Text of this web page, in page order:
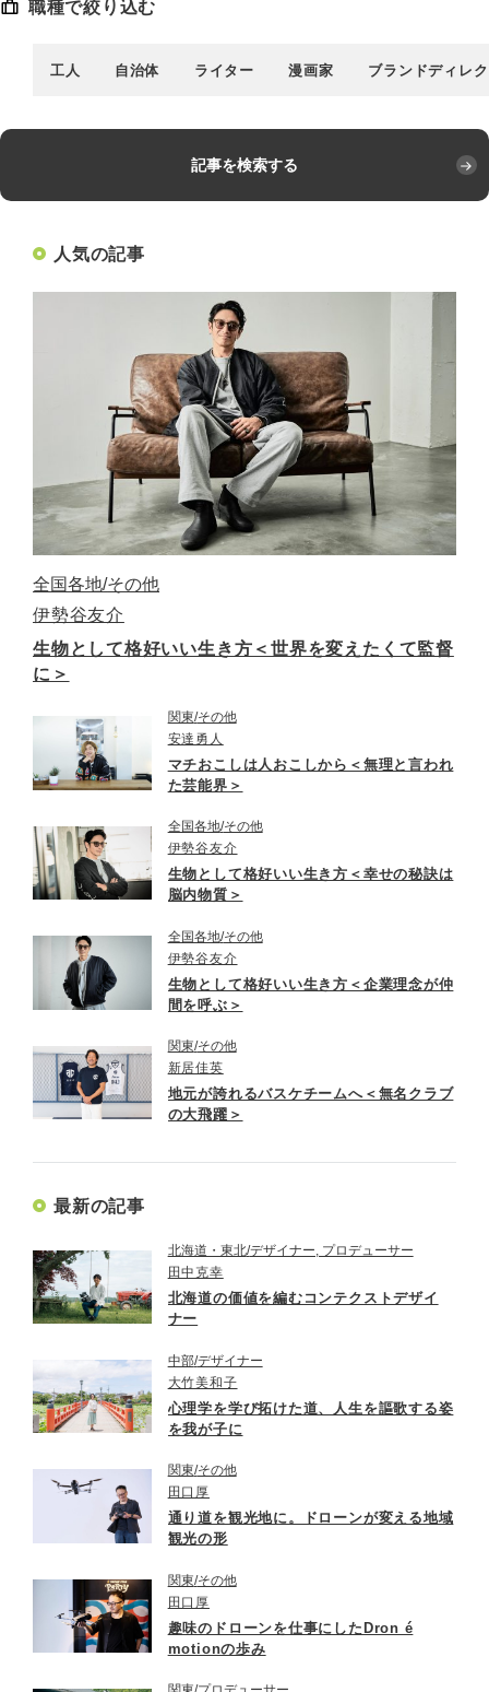
職種で絞り込む
工人 自治体 ライター 漫画家 ブランドディレ
記事を検索する
人気の記事
全国各地 その他
伊勢谷友介
生物として格好いい生き方＜世界を変えたくて監督
に＞
関東 その他
安達勇人
マチおこしは人おこしから＜無理と言われ
た芸能界＞
全国各地 その他
伊勢谷友介
生物として格好いい生き方＜幸せの秘訣は
脳内物質＞
全国各地 その他
伊勢谷友介
生物として格好いい生き方＜企業理念が仲
間を呼ぶ＞
関東 その他
新居佳英
地元が誇れるバスケチームへ＜無名クラブ
の大飛躍＞
最新の記事
北海道・東北 デザイナー, プロデューサー
田中克幸
北海道の価値を編むコンテクストデザイ
ナー
中部 デザイナー
大竹美和子
心理学を学び拓けた道、人生を謳歌する姿
を我が子に
関東 その他
田口厚
通り道を観光地に。ドローンが変える地域
観光の形
関東 その他
田口厚
趣味のドローンを仕事にしたDron é
motionの歩み
関東 プロデューサー